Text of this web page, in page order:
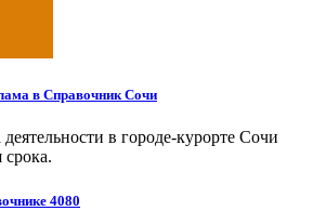
в Справочник Сочи
в городе-курорте Сочи
срока.
4080